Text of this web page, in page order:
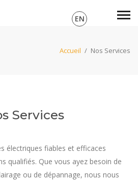
EN
Accueil / Nos Services
Services
électriques fiables et efficaces
qualifiés. Que vous ayez besoin de
ou de dépannage, nous nous